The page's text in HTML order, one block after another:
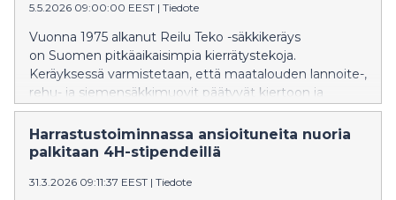
5.5.2026 09:00:00 EEST | Tiedote
Vuonna 1975 alkanut Reilu Teko -säkkikeräys
on Suomen pitkäaikaisimpia kierrätystekoja.
Keräyksessä varmistetaan, että maatalouden lannoite-,
rehu- ja siemensäkkimuovit päätyvät kiertoon ja
uusiokäyttöön. Samalla keräys työllistää
nuoria paikallisesti. Uutena kumppanina keräykseen
tulee mukaan Junttilan Tila.
Harrastustoiminnassa ansioituneita nuoria
palkitaan 4H-stipendeillä
31.3.2026 09:11:37 EEST | Tiedote